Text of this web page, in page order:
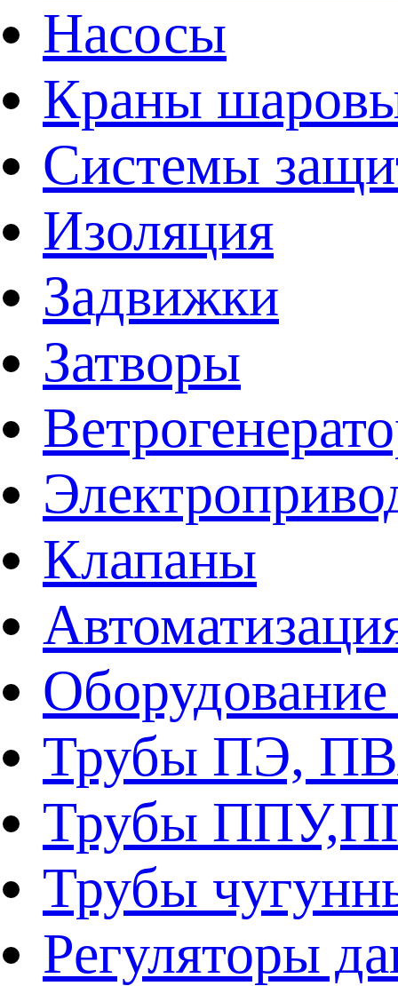
Насосы
Краны
Системы
Изоляция
Задвижки
Затворы
Клапаны
Трубы ПЭ,
Трубы
Трубы
Регуляторы